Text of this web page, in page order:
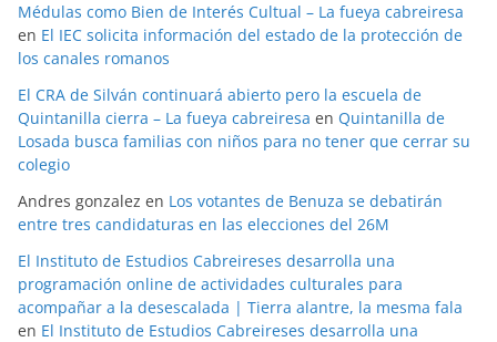
Médulas como Bien de Interés Cultual – La fueya cabreiresa
en El IEC solicita información del estado de la protección de
los canales romanos
El CRA de Silván continuará abierto pero la escuela de
Quintanilla cierra – La fueya cabreiresa en Quintanilla de
Losada busca familias con niños para no tener que cerrar su
colegio
Andres gonzalez en Los votantes de Benuza se debatirán
entre tres candidaturas en las elecciones del 26M
El Instituto de Estudios Cabreireses desarrolla una
programación online de actividades culturales para
acompañar a la desescalada | Tierra alantre, la mesma fala
en El Instituto de Estudios Cabreireses desarrolla una